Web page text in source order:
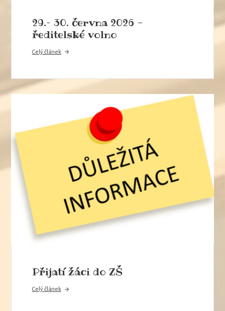
29.– 30. června 2026 -
ředitelské volno
Celý článek
Přijatí žáci do ZŠ
Celý článek